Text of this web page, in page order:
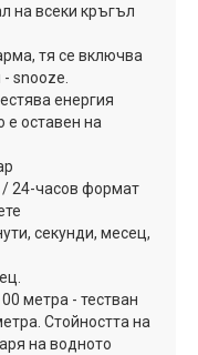
на всеки кръгъл
тя се включва
snooze.
енергия
е оставен на
/ 24-часов формат
секунди, месец,
метра - тестван
Стойността на
на водното